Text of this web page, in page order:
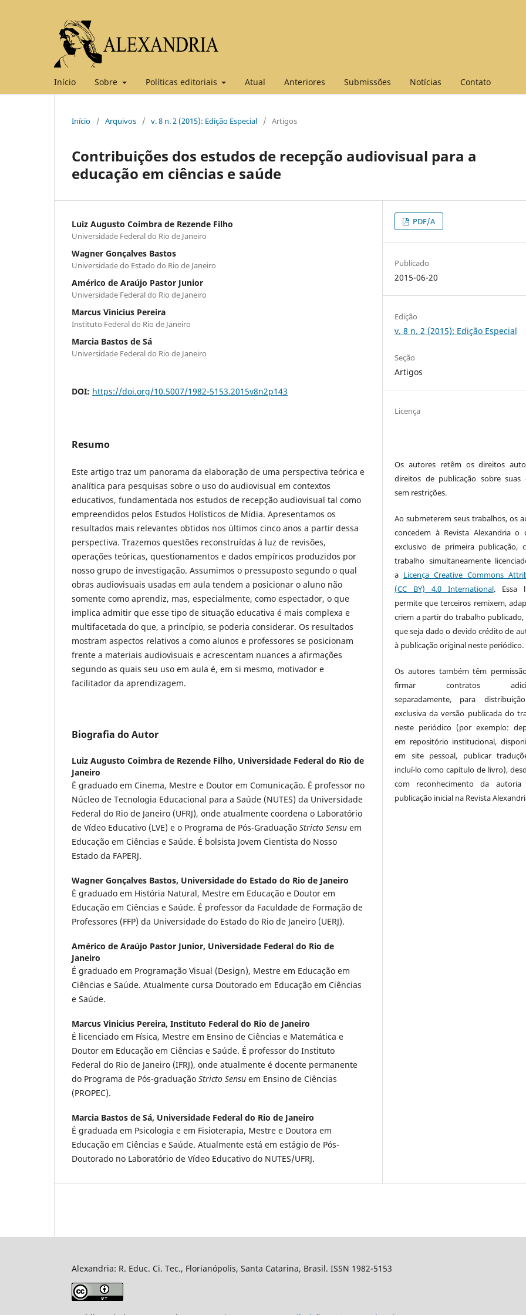
Início Sobre Políticas editoriais Atual Anteriores Submissões Notícias Contato
Início / Arquivos / v. 8 n. 2 (2015): Edição Especial / Artigos
Contribuições dos estudos de recepção audiovisual para a
educação em ciências e saúde
Luiz Augusto Coimbra de Rezende Filho
Universidade Federal do Rio de Janeiro
Wagner Gonçalves Bastos
Universidade do Estado do Rio de Janeiro
Américo de Araújo Pastor Junior
Universidade Federal do Rio de Janeiro
Marcus Vinicius Pereira
Instituto Federal do Rio de Janeiro
Marcia Bastos de Sá
Universidade Federal do Rio de Janeiro
DOI: https://doi.org/10.5007/1982-5153.2015v8n2p143
Resumo
Este artigo traz um panorama da elaboração de uma perspectiva teórica e
analítica para pesquisas sobre o uso do audiovisual em contextos
educativos, fundamentada nos estudos de recepção audiovisual tal como
empreendidos pelos Estudos Holísticos de Mídia. Apresentamos os
resultados mais relevantes obtidos nos últimos cinco anos a partir dessa
perspectiva. Trazemos questões reconstruídas à luz de revisões,
operações teóricas, questionamentos e dados empíricos produzidos por
nosso grupo de investigação. Assumimos o pressuposto segundo o qual
obras audiovisuais usadas em aula tendem a posicionar o aluno não
somente como aprendiz, mas, especialmente, como espectador, o que
implica admitir que esse tipo de situação educativa é mais complexa e
multifacetada do que, a princípio, se poderia considerar. Os resultados
mostram aspectos relativos a como alunos e professores se posicionam
frente a materiais audiovisuais e acrescentam nuances a afirmações
segundo as quais seu uso em aula é, em si mesmo, motivador e
facilitador da aprendizagem.
Biografia do Autor
Luiz Augusto Coimbra de Rezende Filho, Universidade Federal do Rio de
Janeiro
É graduado em Cinema, Mestre e Doutor em Comunicação. É professor no
Núcleo de Tecnologia Educacional para a Saúde (NUTES) da Universidade
Federal do Rio de Janeiro (UFRJ), onde atualmente coordena o Laboratório
de Vídeo Educativo (LVE) e o Programa de Pós-Graduação Stricto Sensu em
Educação em Ciências e Saúde. É bolsista Jovem Cientista do Nosso
Estado da FAPERJ.
Wagner Gonçalves Bastos, Universidade do Estado do Rio de Janeiro
É graduado em História Natural, Mestre em Educação e Doutor em
Educação em Ciências e Saúde. É professor da Faculdade de Formação de
Professores (FFP) da Universidade do Estado do Rio de Janeiro (UERJ).
Américo de Araújo Pastor Junior, Universidade Federal do Rio de
Janeiro
É graduado em Programação Visual (Design), Mestre em Educação em
Ciências e Saúde. Atualmente cursa Doutorado em Educação em Ciências
e Saúde.
Marcus Vinicius Pereira, Instituto Federal do Rio de Janeiro
É licenciado em Física, Mestre em Ensino de Ciências e Matemática e
Doutor em Educação em Ciências e Saúde. É professor do Instituto
Federal do Rio de Janeiro (IFRJ), onde atualmente é docente permanente
do Programa de Pós-graduação Stricto Sensu em Ensino de Ciências
(PROPEC).
Marcia Bastos de Sá, Universidade Federal do Rio de Janeiro
É graduada em Psicologia e em Fisioterapia, Mestre e Doutora em
Educação em Ciências e Saúde. Atualmente está em estágio de Pós-
Doutorado no Laboratório de Vídeo Educativo do NUTES/UFRJ.
PDF/A
Publicado
2015-06-20
Edição
v. 8 n. 2 (2015): Edição Especial
Seção
Artigos
Licença
Os autores retêm os direitos
direitos de publicação sobre suas
sem restrições.
Ao submeterem seus trabalhos, os
concedem à Revista Alexandria o
exclusivo de primeira publicação,
trabalho simultaneamente
a Licença Creative Commons
(CC BY) 4.0 International. Essa
permite que terceiros remixem,
criem a partir do trabalho publicado,
que seja dado o devido crédito de
à publicação original neste periódico.
Os autores também têm
firmar contratos
separadamente, para
exclusiva da versão publicada do
neste periódico (por exemplo:
em repositório institucional,
em site pessoal, publicar
incluí-lo como capítulo de livro),
com reconhecimento da
publicação inicial na Revista
Alexandria: R. Educ. Ci. Tec., Florianópolis, Santa Catarina, Brasil. ISSN 1982-5153